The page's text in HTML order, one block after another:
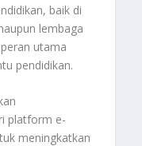
baik di
lembaga
utama
pendidikan.
platform e-
meningkatkan